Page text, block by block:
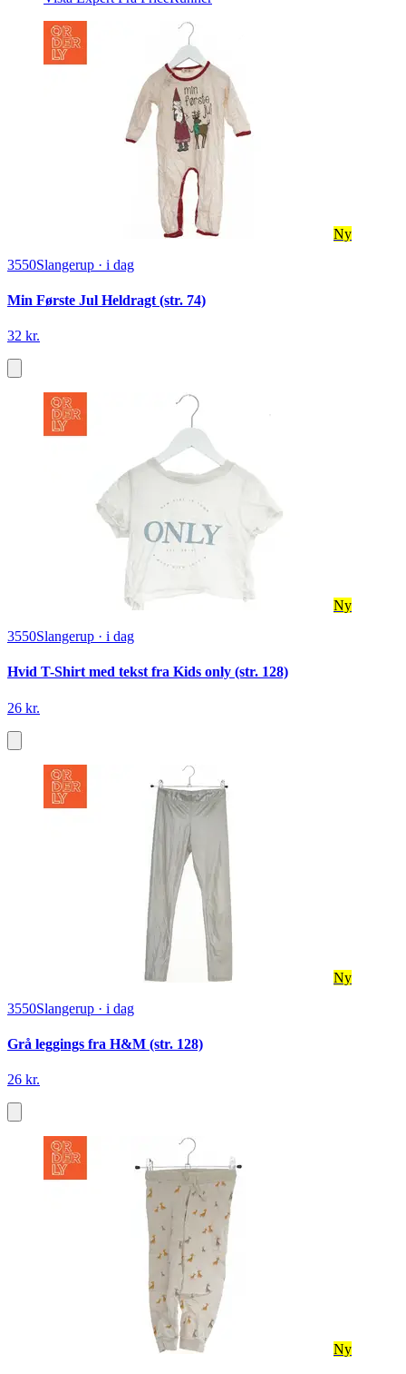
Ny
3550Slangerup · i dag
Min Første Jul Heldragt (str. 74)
32 kr.
Ny
3550Slangerup · i dag
Hvid T-Shirt med tekst fra Kids only (str. 128)
26 kr.
Ny
3550Slangerup · i dag
Grå leggings fra H&M (str. 128)
26 kr.
Ny